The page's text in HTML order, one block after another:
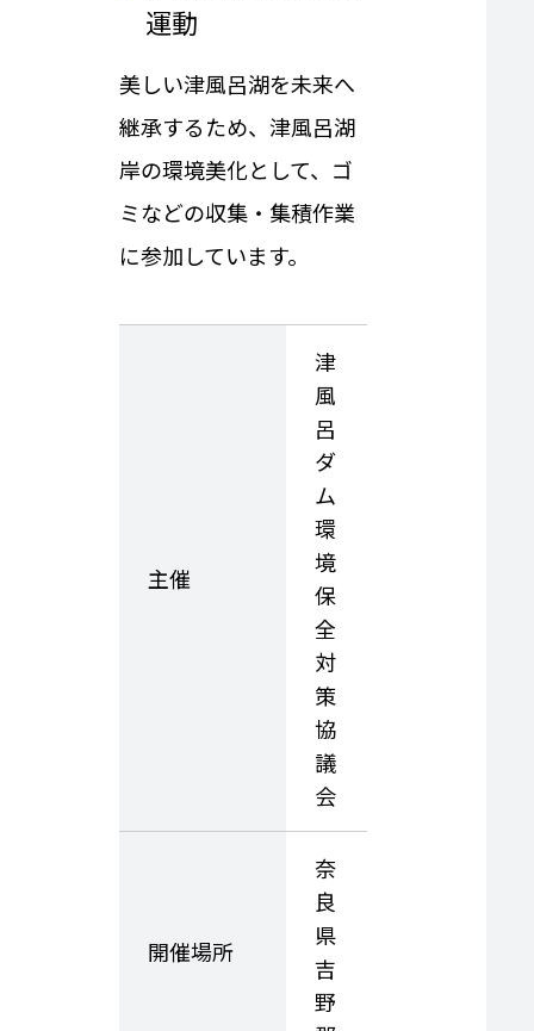
運動
美しい津風呂湖を未来へ
継承するため、津風呂湖
岸の環境美化として、ゴ
ミなどの収集・集積作業
に参加しています。
主催
津
風
呂
ダ
ム
環
境
保
全
対
策
協
議
会
開催場所
奈
良
県
吉
野